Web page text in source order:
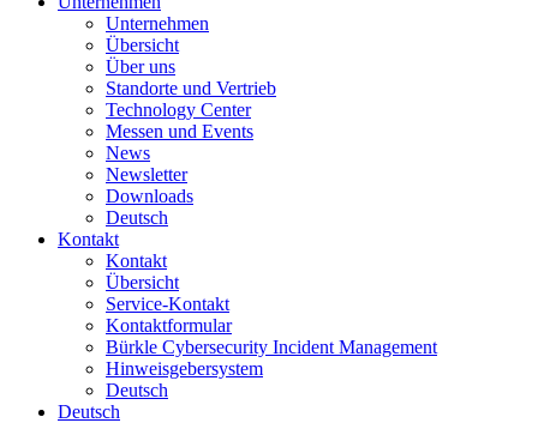
Unternehmen
Übersicht
Über uns
Standorte und Vertrieb
Technology Center
Messen und Events
News
Newsletter
Downloads
Deutsch
Kontakt
Kontakt
Übersicht
Service-Kontakt
Kontaktformular
Bürkle Cybersecurity Incident Management
Hinweisgebersystem
Deutsch
Deutsch